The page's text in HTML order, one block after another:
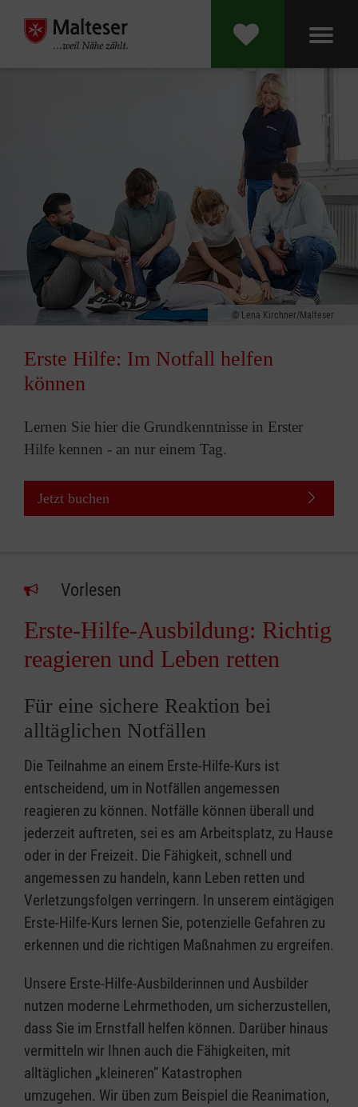
Lena Kirchner/Malteser
Erste Hilfe: Im Notfall helfen
können
Lernen Sie hier die Grundkenntnisse in Erster
Hilfe kennen - an nur einem Tag.
Jetzt buchen
Vorlesen
Erste-Hilfe-Ausbildung: Richtig
reagieren und Leben retten
Für eine sichere Reaktion bei
alltäglichen Notfällen
Die Teilnahme an einem Erste-Hilfe-Kurs ist
entscheidend, um in Notfällen angemessen
reagieren zu können. Notfälle können überall und
jederzeit auftreten, sei es am Arbeitsplatz, zu Hause
oder in der Freizeit. Die Fähigkeit, schnell und
angemessen zu handeln, kann Leben retten und
Verletzungsfolgen verringern. In unserem eintägigen
Erste-Hilfe-Kurs lernen Sie, potenzielle Gefahren zu
erkennen und die richtigen Maßnahmen zu ergreifen.
Unsere Erste-Hilfe-Ausbilderinnen und Ausbilder
nutzen moderne Lehrmethoden, um sicherzustellen,
dass Sie im Ernstfall helfen können. Darüber hinaus
vermitteln wir Ihnen auch die Fähigkeiten, mit
alltäglichen „kleineren” Katastrophen
umzugehen. Wir üben zum Beispiel die Reanimation,